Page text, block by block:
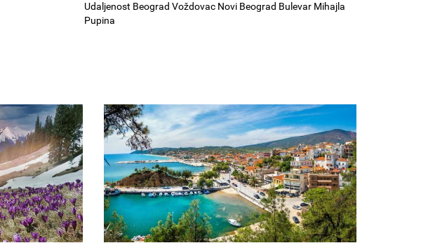
Udaljenost Beograd Voždovac Novi Beograd Bulevar Mihajla
Pupina